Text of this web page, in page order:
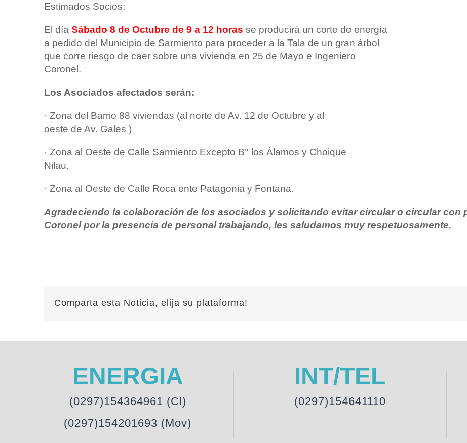
Estimados Socios:
El día Sábado 8 de Octubre de 9 a 12 horas se producirá un corte de energía
a pedido del Municipio de Sarmiento para proceder a la Tala de un gran árbol
que corre riesgo de caer sobre una vivienda en 25 de Mayo e Ingeniero
Coronel.
Los Asociados afectados serán:
· Zona del Barrio 88 viviendas (al norte de Av. 12 de Octubre y al
oeste de Av. Gales )
· Zona al Oeste de Calle Sarmiento Excepto B° los Álamos y Choique
Nilau.
· Zona al Oeste de Calle Roca ente Patagonia y Fontana.
Agradeciendo la colaboración de los asociados y solicitando evitar circular o circular con
Coronel por la presencia de personal trabajando, les saludamos muy respetuosamente.
Comparta esta Noticia, elija su plataforma!
ENERGIA
(0297)154364961 (Cl)
(0297)154201693 (Mov)
INT/TEL
(0297)154641110